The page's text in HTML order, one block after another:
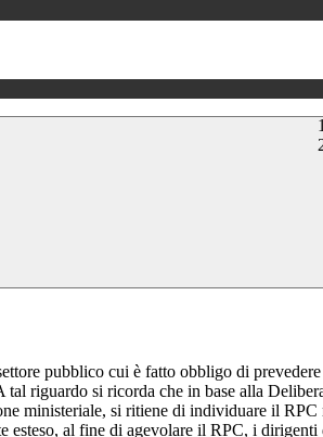
pubblico cui è fatto obbligo di
riguardo si ricorda che in base alla
ministeriale, si ritiene di individuare il
esteso, al fine di agevolare il RPC, i